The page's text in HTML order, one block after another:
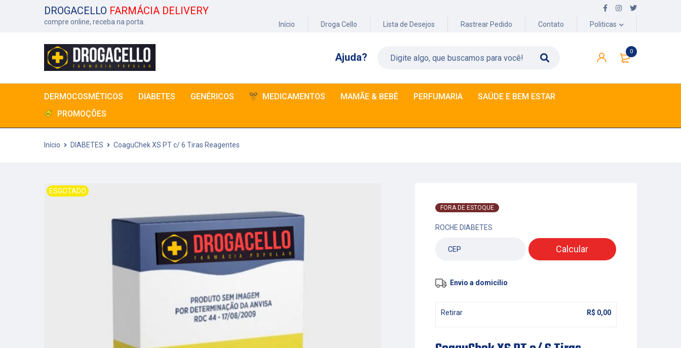
DROGACELLO FARMÁCIA DELIVERY
compre online, receba na porta. Início Droga Cello Lista de Desejos Rastrear Pedido Contato Politicas
0
Ajuda?
DERMOCOSMÉTICOS DIABETES GENÉRICOS MEDICAMENTOS MAMÃE & BEBÊ PERFUMARIA
SAÚDE E BEM ESTAR
PROMOÇÕES
Início DIABETES CoaguChek XS PT c/ 6 Tiras Reagentes
ESGOTADO
FORA DE ESTOQUE
ROCHE DIABETES
Calcular
Envio a domicílio
Retirar R$ 0,00